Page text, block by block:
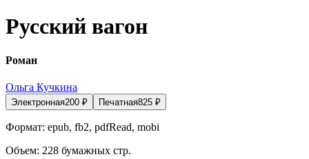
Русский вагон
Роман
Ольга Кучкина
Электронная200 ₽ Печатная825 ₽
Формат: epub, fb2, pdfRead, mobi
Объем: 228 бумажных стр.